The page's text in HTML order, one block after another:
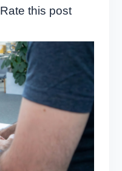
Rate this post